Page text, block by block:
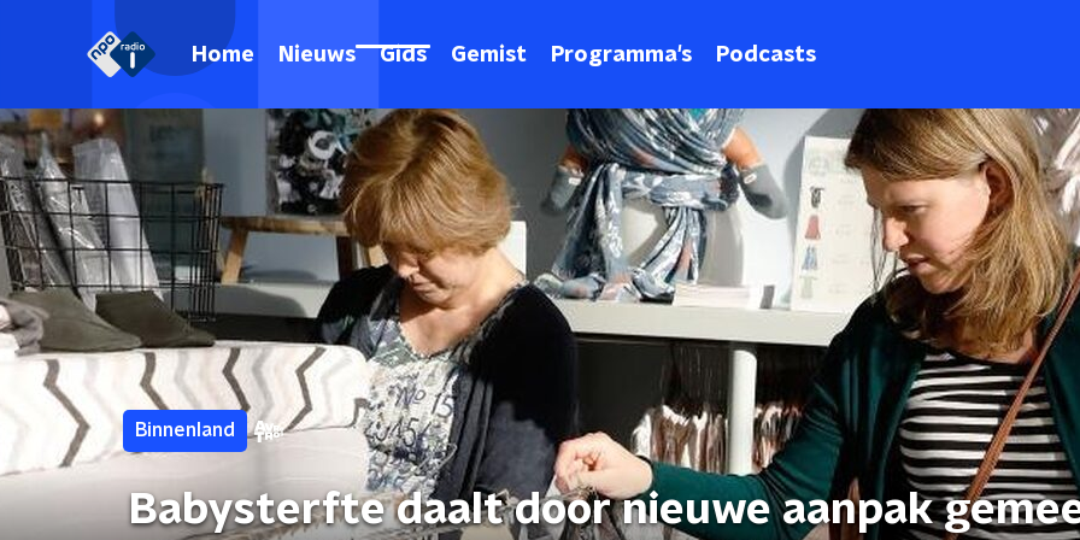
Home Nieuws Gids Gemist Programma's Podcasts
Binnenland
Babysterfte daalt door nieuwe aanpak